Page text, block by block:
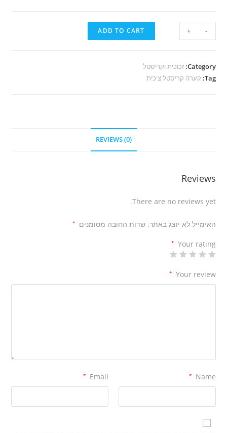
-
+
ADD TO CART
Category: זכוכית וקריסטל
Tag: קערה קריסטל צ'כית
REVIEWS (0)
Reviews
There are no reviews yet.
האימייל לא יוצג באתר. שדות החובה מסומנים *
Your rating
*
Your review
*
Name
*
Email
*